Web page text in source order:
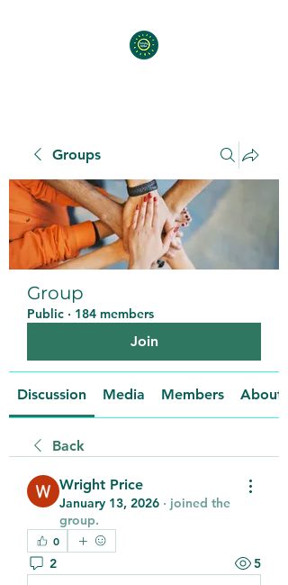
Groups
Group
Public · 184 members
Join
Discussion Media Members About
Back
Wright Price
January 13, 2026 · joined the
group.
0
2 5